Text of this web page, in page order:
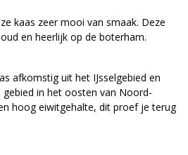
kaas zeer mooi van smaak. Deze
en heerlijk op de boterham.
afkomstig uit het IJsselgebied en
in het oosten van Noord-
hoog eiwitgehalte, dit proef je terug